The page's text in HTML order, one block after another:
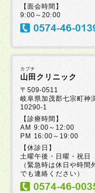
【面会時間】
9:00～20:00
カブチ
山田クリニック
〒509-0511
岐阜県加茂郡七宗町神
10290-1
【診療時間】
AM 9:00～12:00
PM 16:00～19:00
【休診日】
土曜午後・日曜・祝日
（緊急時は休日や時間
でも連絡ください）